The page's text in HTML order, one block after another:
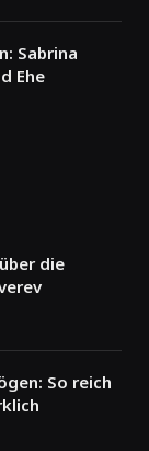
Sabrina
Ehe
die
So reich